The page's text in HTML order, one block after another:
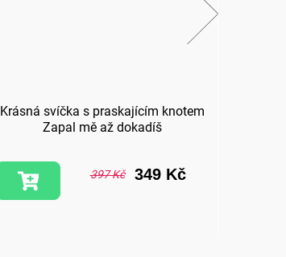
Krásná svíčka s praskajícím knotem
Zapal mě až dokadíš
397 Kč 349 Kč